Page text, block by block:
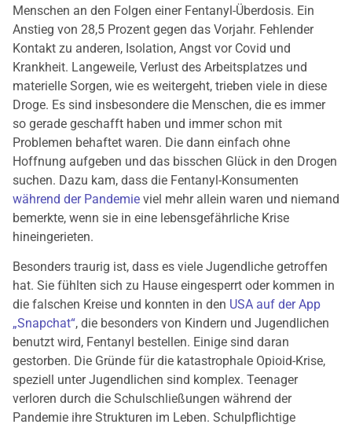
Menschen an den Folgen einer Fentanyl-Überdosis. Ein
Anstieg von 28,5 Prozent gegen das Vorjahr. Fehlender
Kontakt zu anderen, Isolation, Angst vor Covid und
Krankheit. Langeweile, Verlust des Arbeitsplatzes und
materielle Sorgen, wie es weitergeht, trieben viele in diese
Droge. Es sind insbesondere die Menschen, die es immer
so gerade geschafft haben und immer schon mit
Problemen behaftet waren. Die dann einfach ohne
Hoffnung aufgeben und das bisschen Glück in den Drogen
suchen. Dazu kam, dass die Fentanyl-Konsumenten
während der Pandemie viel mehr allein waren und niemand
bemerkte, wenn sie in eine lebensgefährliche Krise
hineingerieten.
Besonders traurig ist, dass es viele Jugendliche getroffen
hat. Sie fühlten sich zu Hause eingesperrt oder kommen in
die falschen Kreise und konnten in den USA auf der App
„Snapchat“, die besonders von Kindern und Jugendlichen
benutzt wird, Fentanyl bestellen. Einige sind daran
gestorben. Die Gründe für die katastrophale Opioid-Krise,
speziell unter Jugendlichen sind komplex. Teenager
verloren durch die Schulschließungen während der
Pandemie ihre Strukturen im Leben. Schulpflichtige